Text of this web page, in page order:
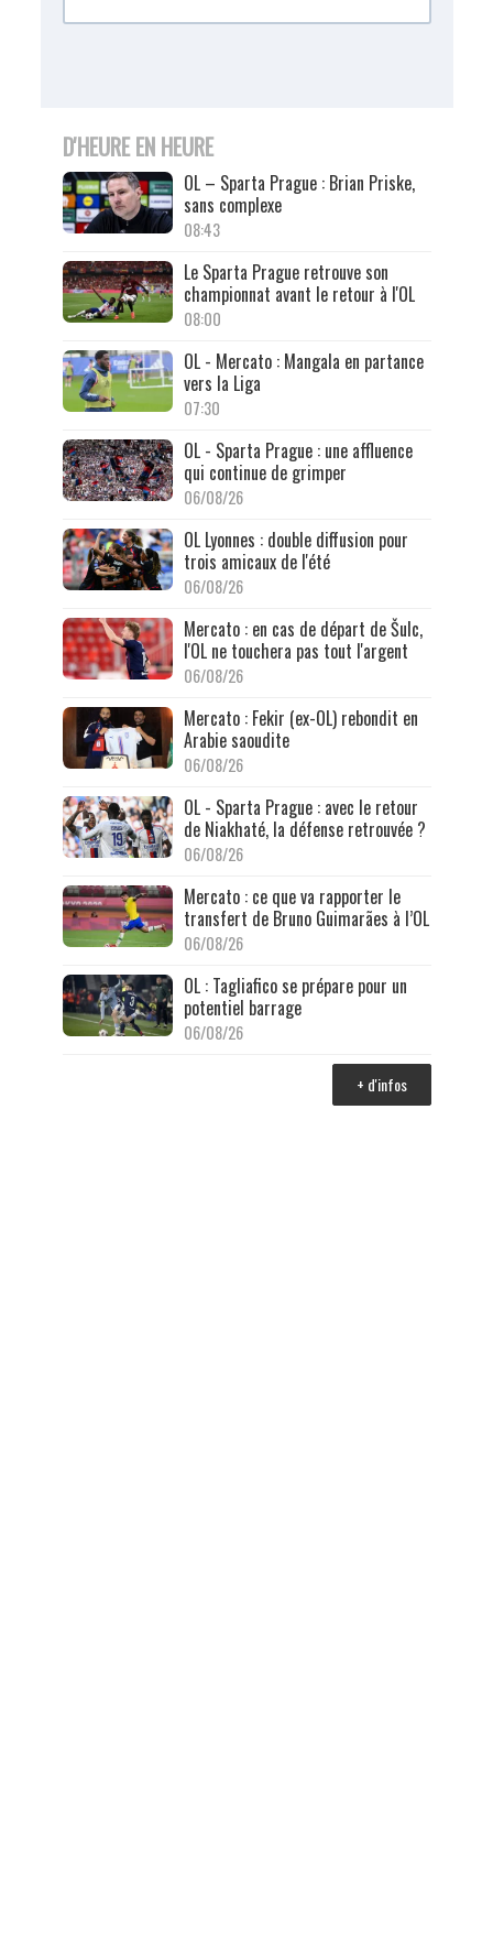
D'HEURE EN HEURE
OL – Sparta Prague : Brian Priske,
sans complexe
08:43
Le Sparta Prague retrouve son
championnat avant le retour à l'OL
08:00
OL - Mercato : Mangala en partance
vers la Liga
07:30
OL - Sparta Prague : une affluence
qui continue de grimper
06/08/26
OL Lyonnes : double diffusion pour
trois amicaux de l'été
06/08/26
Mercato : en cas de départ de Šulc,
l'OL ne touchera pas tout l'argent
06/08/26
Mercato : Fekir (ex-OL) rebondit en
Arabie saoudite
06/08/26
OL - Sparta Prague : avec le retour
de Niakhaté, la défense retrouvée ?
06/08/26
Mercato : ce que va rapporter le
transfert de Bruno Guimarães à l’OL
06/08/26
OL : Tagliafico se prépare pour un
potentiel barrage
06/08/26
+ d'infos